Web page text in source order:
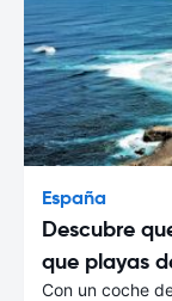
España
Descubre
que playas
Con un coche